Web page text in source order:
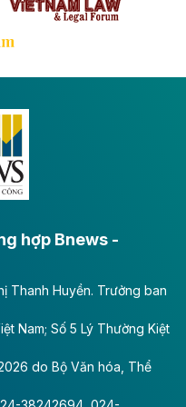
xây dựng cao
kỳ vọng sẽ tạo động
vực phía Nam đồng
Việt Nam - CTCP
nhuận trong quý
thu
hợp Bnews -
Thanh Huyền. Trưởng ban
Nam; Số 5 Lý Thường Kiệt
do Bộ Văn hóa, Thể